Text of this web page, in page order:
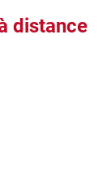
distance